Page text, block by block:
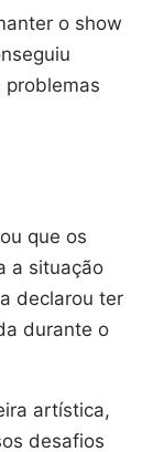
o show
problemas
que os
a situação
declarou ter
durante o
artística,
desafios